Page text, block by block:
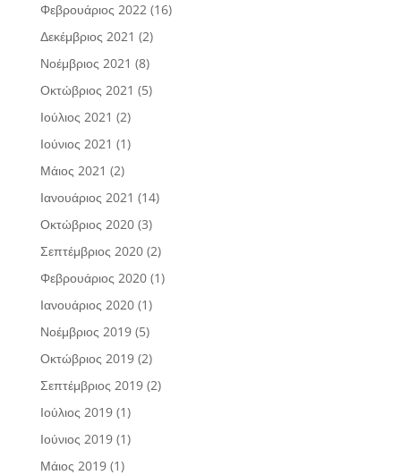
Φεβρουάριος 2022(16)
Δεκέμβριος 2021 (2)
Νοέμβριος 2021 (8)
Οκτώβριος 2021 (5)
Ιούλιος 2021 (2)
Ιούνιος 2021 (1)
Μάιος 2021 (2)
Ιανουάριος 2021 (14)
Οκτώβριος 2020(3)
Σεπτέμβριος 2020(2)
Φεβρουάριος 2020(1)
Ιανουάριος 2020(1)
Νοέμβριος 2019(5)
Οκτώβριος 2019(2)
Σεπτέμβριος 2019(2)
Ιούλιος 2019(1)
Ιούνιος 2019(1)
Μάιος 2019(1)